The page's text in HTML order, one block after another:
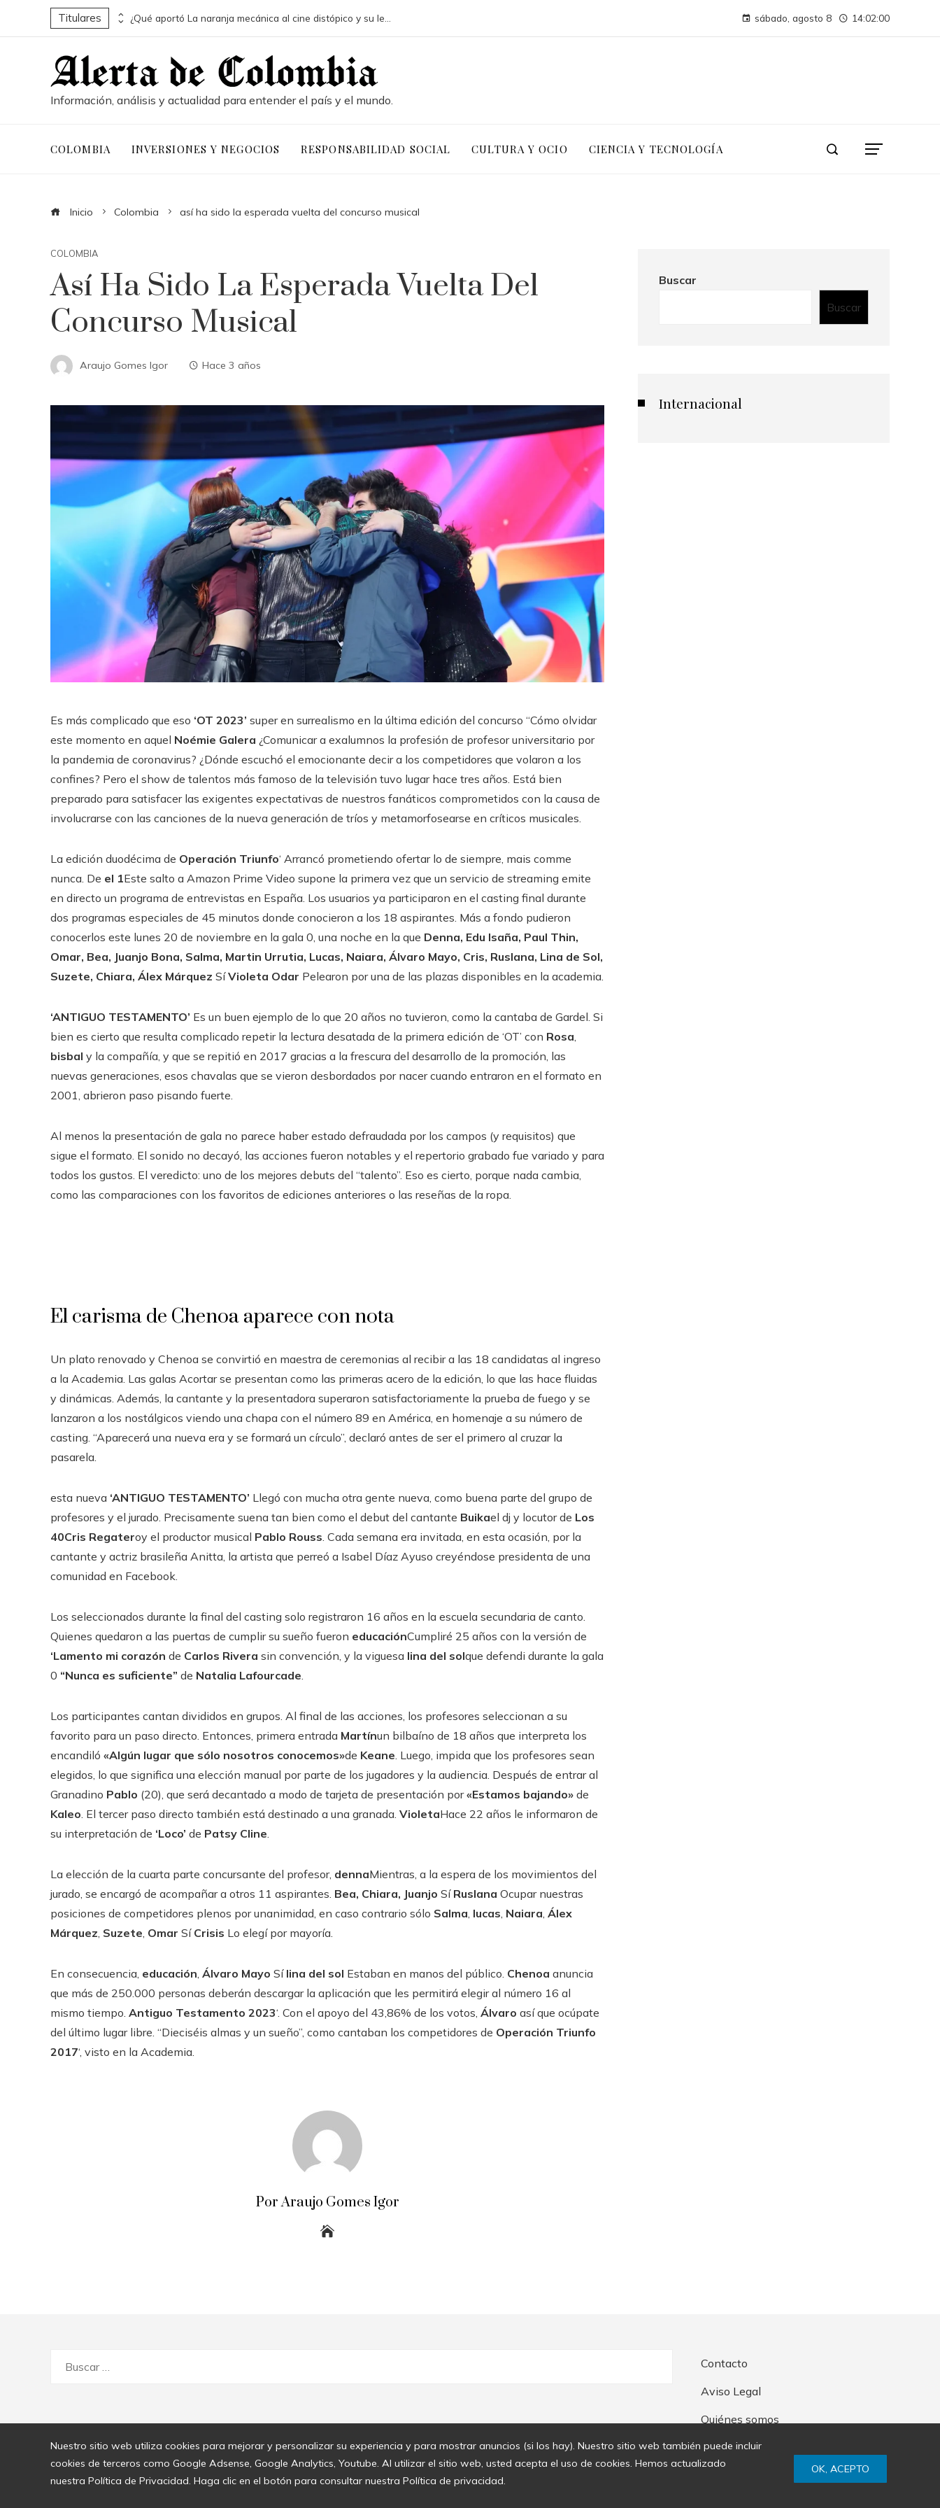
Nuestro sitio web utiliza cookies para mejorar y personalizar su experiencia y para mostrar anuncios (si los hay). Nuestro sitio web también puede incluir
cookies de terceros como Google Adsense, Google Analytics, Youtube. Al utilizar el sitio web, usted acepta el uso de cookies. Hemos actualizado
nuestra Política de Privacidad. Haga clic en el botón para consultar nuestra Política de privacidad.
OK, ACEPTO
Titulares Los 10 animales con sentidos que redefinen la percepción animal sábado, agosto 8 14:02:00
Información, análisis y actualidad para entender el país y el mundo.
COLOMBIA INVERSIONES Y NEGOCIOS RESPONSABILIDAD SOCIAL CULTURA Y OCIO CIENCIA Y TECNOLOGÍA
Inicio Colombia así ha sido la esperada vuelta del concurso musical
COLOMBIA
Así Ha Sido La Esperada Vuelta Del
Concurso Musical
Araujo Gomes Igor Hace 3 años
Es más complicado que eso ‘OT 2023’ super en surrealismo en la última edición del concurso “Cómo olvidar
este momento en aquel Noémie Galera ¿Comunicar a exalumnos la profesión de profesor universitario por
la pandemia de coronavirus? ¿Dónde escuchó el emocionante decir a los competidores que volaron a los
confines? Pero el show de talentos más famoso de la televisión tuvo lugar hace tres años. Está bien
preparado para satisfacer las exigentes expectativas de nuestros fanáticos comprometidos con la causa de
involucrarse con las canciones de la nueva generación de tríos y metamorfosearse en críticos musicales.
La edición duodécima de Operación Triunfo‘ Arrancó prometiendo ofertar lo de siempre, mais comme
nunca. De el 1Este salto a Amazon Prime Video supone la primera vez que un servicio de streaming emite
en directo un programa de entrevistas en España. Los usuarios ya participaron en el casting final durante
dos programas especiales de 45 minutos donde conocieron a los 18 aspirantes. Más a fondo pudieron
conocerlos este lunes 20 de noviembre en la gala 0, una noche en la que Denna, Edu Isaña, Paul Thin,
Omar, Bea, Juanjo Bona, Salma, Martin Urrutia, Lucas, Naiara, Álvaro Mayo, Cris, Ruslana, Lina de Sol,
Suzete, Chiara, Álex Márquez SíVioleta Odar Pelearon por una de las plazas disponibles en la academia.
‘ANTIGUO TESTAMENTO’ Es un buen ejemplo de lo que 20 años no tuvieron, como la cantaba de Gardel. Si
bien es cierto que resulta complicado repetir la lectura desatada de la primera edición de ‘OT’ con Rosa,
bisbal y la compañía, y que se repitió en 2017 gracias a la frescura del desarrollo de la promoción, las
nuevas generaciones, esos chavalas que se vieron desbordados por nacer cuando entraron en el formato en
2001, abrieron paso pisando fuerte.
Al menos la presentación de gala no parece haber estado defraudada por los campos (y requisitos) que
sigue el formato. El sonido no decayó, las acciones fueron notables y el repertorio grabado fue variado y para
todos los gustos. El veredicto: uno de los mejores debuts del “talento”. Eso es cierto, porque nada cambia,
como las comparaciones con los favoritos de ediciones anteriores o las reseñas de la ropa.
El carisma de Chenoa aparece con nota
Un plato renovado y Chenoa se convirtió en maestra de ceremonias al recibir a las 18 candidatas al ingreso
a la Academia. Las galas Acortar se presentan como las primeras acero de la edición, lo que las hace fluidas
y dinámicas. Además, la cantante y la presentadora superaron satisfactoriamente la prueba de fuego y se
lanzaron a los nostálgicos viendo una chapa con el número 89 en América, en homenaje a su número de
casting. “Aparecerá una nueva era y se formará un círculo”, declaró antes de ser el primero al cruzar la
pasarela.
esta nueva ‘ANTIGUO TESTAMENTO’ Llegó con mucha otra gente nueva, como buena parte del grupo de
profesores y el jurado. Precisamente suena tan bien como el debut del cantante Buikael dj y locutor de Los
40Cris Regateroy el productor musical Pablo Rouss. Cada semana era invitada, en esta ocasión, por la
cantante y actriz brasileña Anitta, la artista que perreó a Isabel Díaz Ayuso creyéndose presidenta de una
comunidad en Facebook.
Los seleccionados durante la final del casting solo registraron 16 años en la escuela secundaria de canto.
Quienes quedaron a las puertas de cumplir su sueño fueron educaciónCumpliré 25 años con la versión de
‘Lamento mi corazón de Carlos Rivera sin convención, y la viguesa lina del solque defendi durante la gala
0 “Nunca es suficiente” de Natalia Lafourcade.
Los participantes cantan divididos en grupos. Al final de las acciones, los profesores seleccionan a su
favorito para un paso directo. Entonces, primera entrada Martínun bilbaíno de 18 años que interpreta los
encandiló «Algún lugar que sólo nosotros conocemos»de Keane. Luego, impida que los profesores sean
elegidos, lo que significa una elección manual por parte de los jugadores y la audiencia. Después de entrar al
Granadino Pablo (20), que será decantado a modo de tarjeta de presentación por«Estamos bajando» de
Kaleo. El tercer paso directo también está destinado a una granada. VioletaHace 22 años le informaron de
su interpretación de ‘Loco’ de Patsy Cline.
La elección de la cuarta parte concursante del profesor, dennaMientras, a la espera de los movimientos del
jurado, se encargó de acompañar a otros 11 aspirantes. Bea, Chiara, Juanjo Sí Ruslana Ocupar nuestras
posiciones de competidores plenos por unanimidad, en caso contrario sólo Salma, lucas, Naiara, Álex
Márquez, Suzete, Omar Sí Crisis Lo elegí por mayoría.
En consecuencia, educación, Álvaro Mayo Sílina del sol Estaban en manos del público. Chenoa anuncia
que más de 250.000 personas deberán descargar la aplicación que les permitirá elegir al número 16 al
mismo tiempo. Antiguo Testamento 2023‘. Con el apoyo del 43,86% de los votos, Álvaro así que ocúpate
del último lugar libre. “Dieciséis almas y un sueño”, como cantaban los competidores de Operación Triunfo
2017‘, visto en la Academia.
Por Araujo Gomes Igor
Buscar
Buscar
Internacional
Contacto
Aviso Legal
Quiénes somos